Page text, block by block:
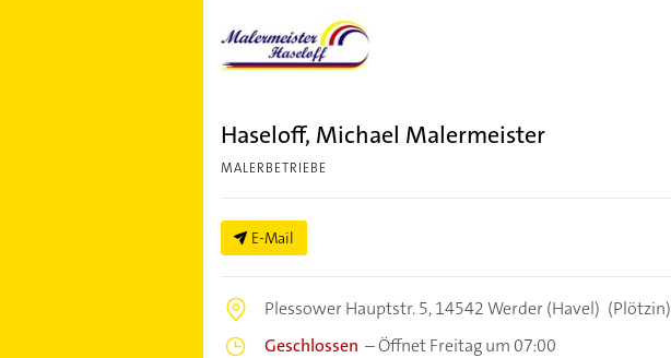
Haseloff, Michael Malermeister
MALERBETRIEBE
E-Mail
Plessower Hauptstr. 5,14542 Werder (Havel) (Plötzin)
Geschlossen –Öffnet Freitag um 07:00